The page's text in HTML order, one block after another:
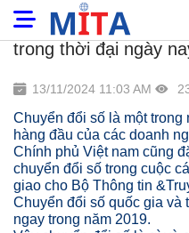
Chuyển đổi số là gì
trong thời đại ngày
13/11/2024 11:03 AM
Chuyển đổi số là một
hàng đầu của các doanh
Chính phủ Việt nam cũng
chuyển đổi số trong cuộc
giao cho Bộ Thông tin
Chuyển đổi số quốc gia
ngay trong năm 2019.